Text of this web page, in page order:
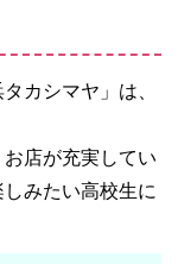
カシマヤ」は、
店が充実してい
みたい高校生に